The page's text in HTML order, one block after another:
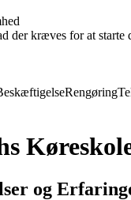
der kræves for at
Rengøring
og